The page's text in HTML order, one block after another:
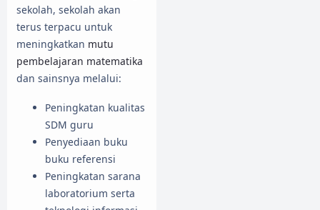
sekolah, sekolah akan
terus terpacu untuk
meningkatkan mutu
pembelajaran matematika
dan sainsnya melalui:
Peningkatan kualitas
SDM guru
Penyediaan buku
buku referensi
Peningkatan sarana
laboratorium serta